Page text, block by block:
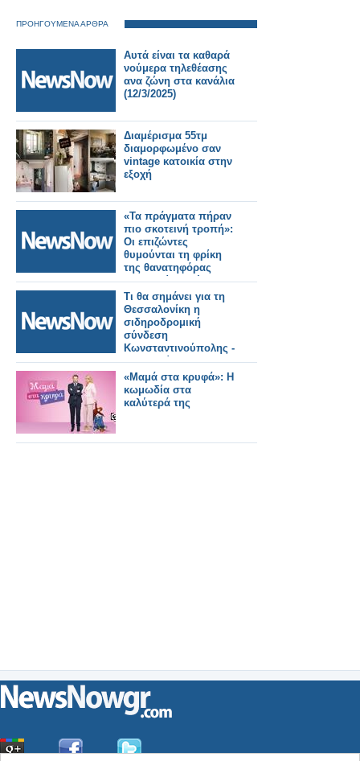
ΠΡΟΗΓΟΥΜΕΝΑ ΑΡΘΡΑ
Αυτά είναι τα καθαρά
νούμερα τηλεθέασης
ανα ζώνη στα κανάλια
(12/3/2025)
Διαμέρισμα 55τμ
διαμορφωμένο σαν
vintage κατοικία στην
εξοχή
«Τα πράγματα πήραν
πιο σκοτεινή τροπή»:
Οι επιζώντες
θυμούνται τη φρίκη
της θανατηφόρας
πολιορκίας τρένου
στο Πακιστάν
Τι θα σημάνει για τη
Θεσσαλονίκη η
σιδηροδρομική
σύνδεση
Κωνσταντινούπολης -
Ηγουμενίτσας
«Μαμά στα κρυφά»: Η
κωμωδία στα
καλύτερά της